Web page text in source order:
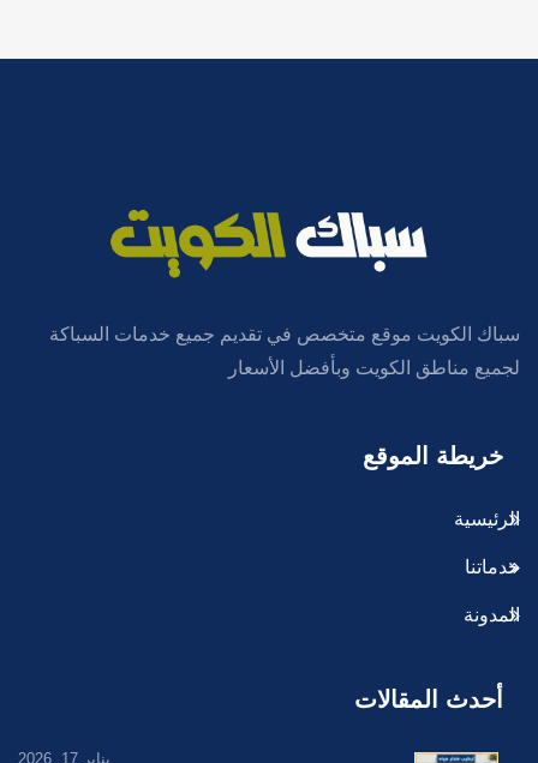
سباك الكويت موقع متخصص في تقديم جميع خدمات السباكة
لجميع مناطق الكويت وبأفضل الأسعار
خريطة الموقع
الرئيسية
خدماتنا
المدونة
أحدث المقالات
يناير 17, 2026